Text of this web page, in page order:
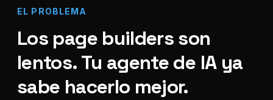
EL PROBLEMA
Los page builders son
lentos. Tu agente de IA ya
sabe hacerlo mejor.